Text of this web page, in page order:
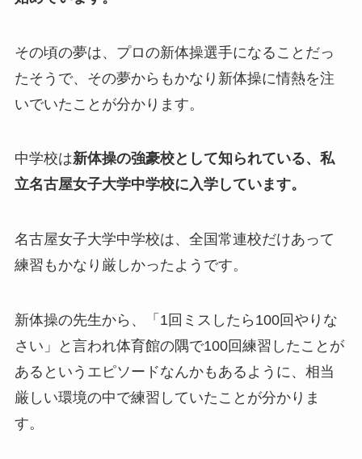
その頃の夢は、プロの新体操選手になることだっ
たそうで、その夢からもかなり新体操に情熱を注
いでいたことが分かります。
中学校は新体操の強豪校として知られている、私
立名古屋女子大学中学校に入学しています。
名古屋女子大学中学校は、全国常連校だけあって
練習もかなり厳しかったようです。
新体操の先生から、「1回ミスしたら100回やりな
さい」と言われ体育館の隅で100回練習したことが
あるというエピソードなんかもあるように、相当
厳しい環境の中で練習していたことが分かりま
す。